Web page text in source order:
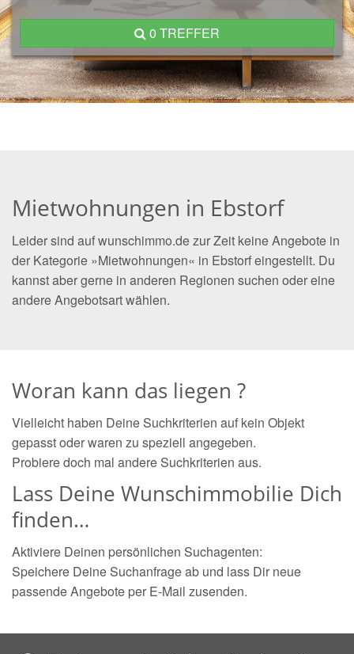
0 TREFFER
Mietwohnungen in Ebstorf
Leider sind auf wunschimmo.de zur Zeit keine Angebote in
der Kategorie »Mietwohnungen« in Ebstorf eingestellt. Du
kannst aber gerne in anderen Regionen suchen oder eine
andere Angebotsart wählen.
Woran kann das liegen ?
Vielleicht haben Deine Suchkriterien auf kein Objekt
gepasst oder waren zu speziell angegeben.
Probiere doch mal andere Suchkriterien aus.
Lass Deine Wunschimmobilie Dich
finden…
Aktiviere Deinen persönlichen Suchagenten:
Speichere Deine Suchanfrage ab und lass Dir neue
passende Angebote per E-Mail zusenden.